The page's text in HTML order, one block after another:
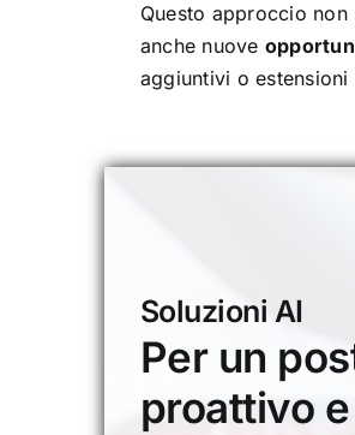
Questo approccio
anche nuove
aggiuntivi o estensioni
Soluzioni AI
Per un
proattivo